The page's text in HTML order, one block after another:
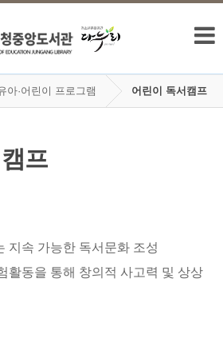
아·어린이 프로그램 어린이 독서캠프
프
지속 가능한 독서문화 조성
활동을 통해 창의적 사고력 및 상상